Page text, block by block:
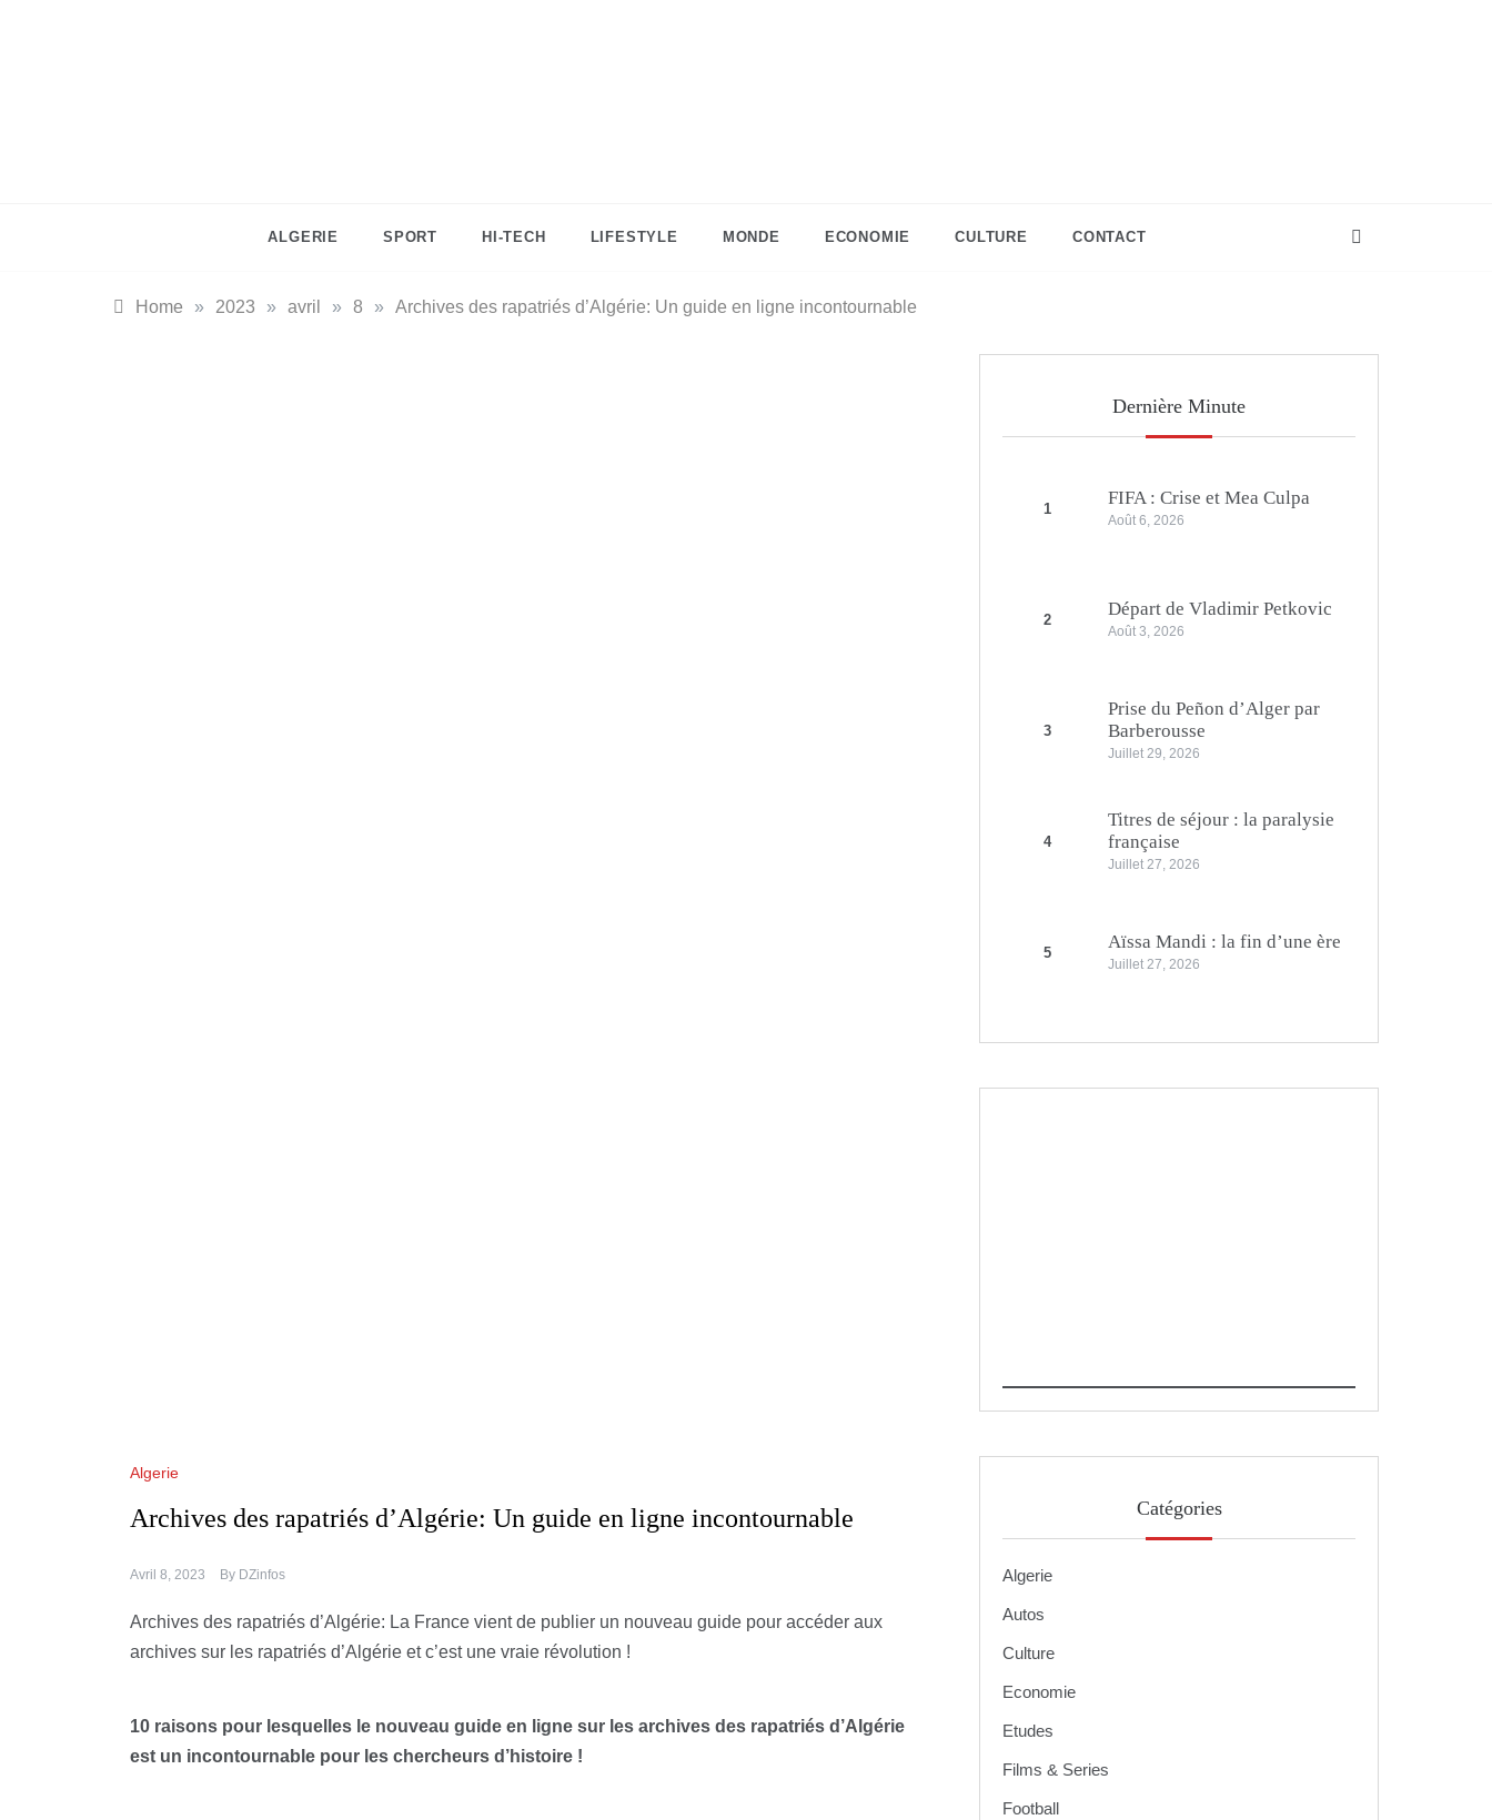
ALGERIE SPORT HI-TECH LIFESTYLE MONDE ECONOMIE CULTURE CONTACT
Home » 2023 » avril » 8 » Archives des rapatriés d’Algérie: Un guide en ligne incontournable
Algerie
Archives des rapatriés d’Algérie: Un guide en ligne incontournable
Avril 8, 2023 By DZinfos
Archives des rapatriés d’Algérie: La France vient de publier un nouveau guide pour accéder aux
archives sur les rapatriés d’Algérie et c’est une vraie révolution !
10 raisons pour lesquelles le nouveau guide en ligne sur les archives des rapatriés d’Algérie
est un incontournable pour les chercheurs d’histoire !
Dernière Minute
1
FIFA : Crise et Mea Culpa
Août 6, 2026
2
Départ de Vladimir Petkovic
Août 3, 2026
3
Prise du Peñon d’Alger par
Barberousse
Juillet 29, 2026
4
Titres de séjour : la paralysie
française
Juillet 27, 2026
5
Aïssa Mandi : la fin d’une ère
Juillet 27, 2026
Catégories
Algerie
Autos
Culture
Economie
Etudes
Films & Series
Football